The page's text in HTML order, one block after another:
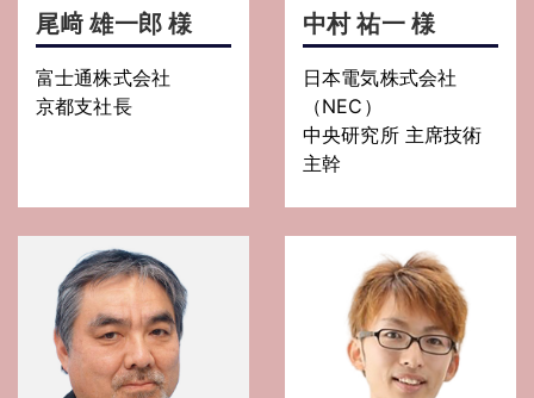
尾﨑 雄一郎 様
富士通株式会社
京都支社長
中村 祐一 様
日本電気株式会社
（NEC）
中央研究所 主席技術
主幹